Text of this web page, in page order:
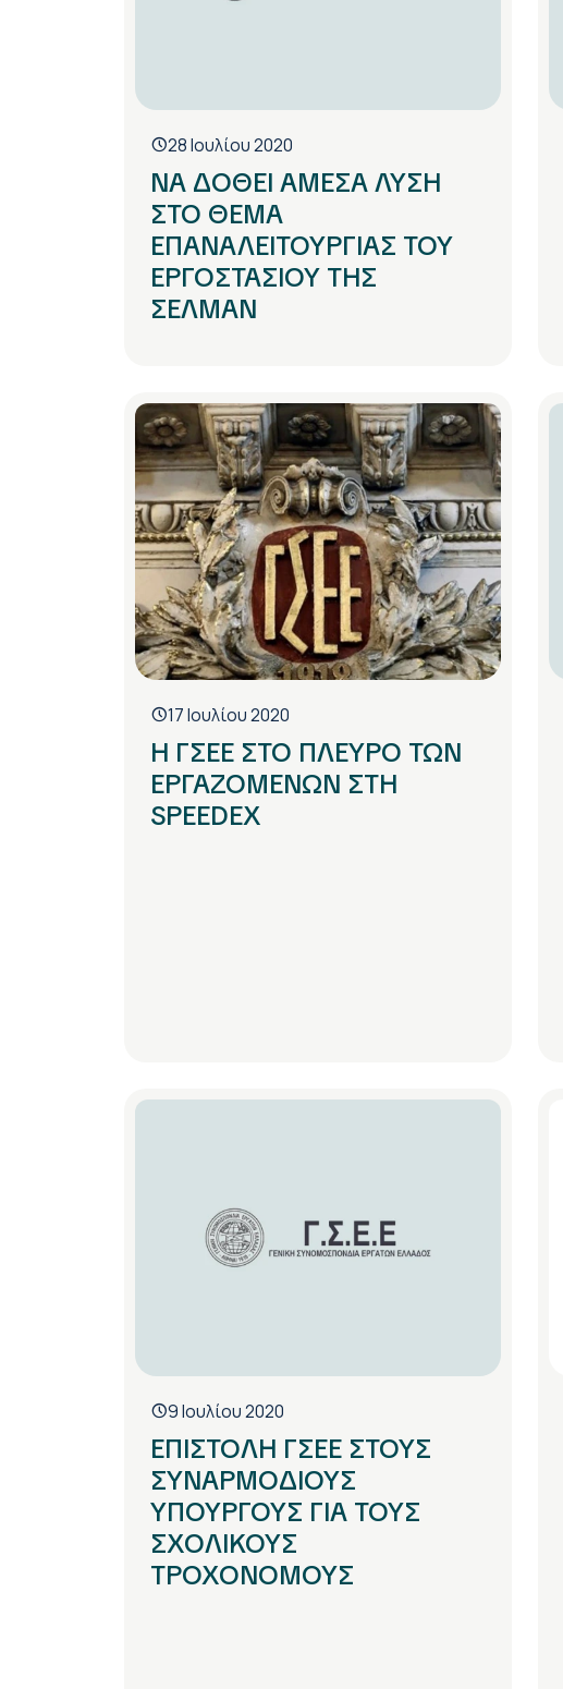
28 Ιουλίου 2020
ΝΑ ΔΟΘΕΙ ΑΜΕΣΑ ΛΥΣΗ
ΣΤΟ ΘΕΜΑ
ΕΠΑΝΑΛΕΙΤΟΥΡΓΙΑΣ ΤΟΥ
ΕΡΓΟΣΤΑΣΙΟΥ ΤΗΣ
ΣΕΛΜΑΝ
17 Ιουλίου 2020
Η ΓΣΕΕ ΣΤΟ ΠΛΕΥΡΟ ΤΩΝ
ΕΡΓΑΖΟΜΕΝΩΝ ΣΤΗ
SPEEDEX
9 Ιουλίου 2020
ΕΠΙΣΤΟΛΗ ΓΣΕΕ ΣΤΟΥΣ
ΣΥΝΑΡΜΟΔΙΟΥΣ
ΥΠΟΥΡΓΟΥΣ ΓΙΑ ΤΟΥΣ
ΣΧΟΛΙΚΟΥΣ
ΤΡΟΧΟΝΟΜΟΥΣ